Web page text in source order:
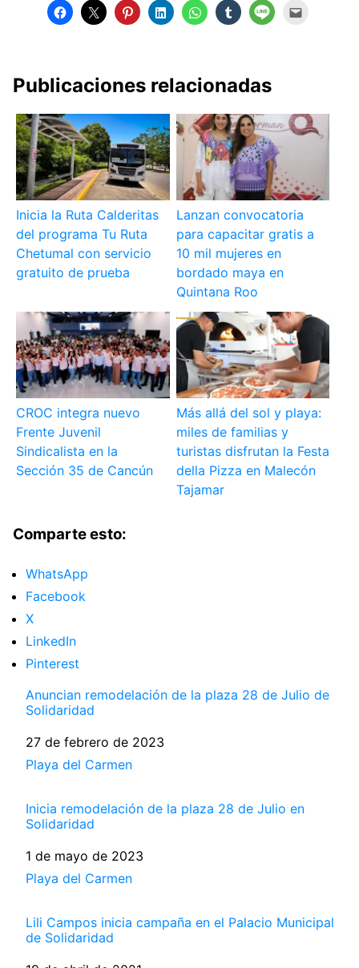
Publicaciones relacionadas
Inicia la Ruta Calderitas
del programa Tu Ruta
Chetumal con servicio
gratuito de prueba
Lanzan convocatoria
para capacitar gratis a
10 mil mujeres en
bordado maya en
Quintana Roo
CROC integra nuevo
Frente Juvenil
Sindicalista en la
Sección 35 de Cancún
Más allá del sol y playa:
miles de familias y
turistas disfrutan la Festa
della Pizza en Malecón
Tajamar
Comparte esto:
WhatsApp
Facebook
X
LinkedIn
Pinterest
Anuncian remodelación de la plaza 28 de Julio de
Solidaridad
Fecha
27 de febrero de 2023
Respecto a
Playa del Carmen
Inicia remodelación de la plaza 28 de Julio en
Solidaridad
Fecha
1 de mayo de 2023
Respecto a
Playa del Carmen
Lili Campos inicia campaña en el Palacio Municipal
de Solidaridad